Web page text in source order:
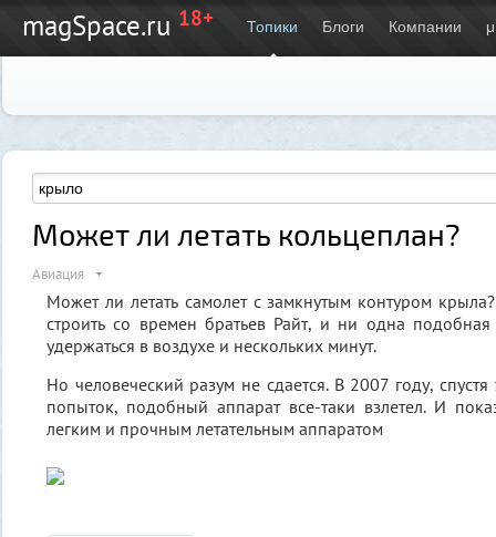
magSpace.ru 18+ Топики Блоги Компании μ
Может ли летать кольцеплан?
Авиация
Может ли летать самолет с замкнутым контуром
строить со времен братьев Райт, и ни одна подобная
удержаться в воздухе и нескольких минут.
Но человеческий разум не сдается. В 2007 году,
попыток, подобный аппарат все-таки взлетел. И
легким и прочным летательным аппаратом